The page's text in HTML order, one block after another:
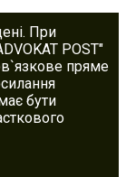
При
POST"
пряме
бути